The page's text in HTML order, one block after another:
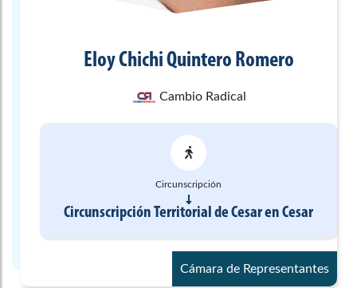
Eloy ChichiQuintero Romero
Cambio Radical
Circunscripción
Circunscripción Territorial de CesarenCesar
Cámara de Representantes